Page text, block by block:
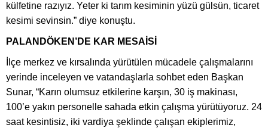
külfetine razıyız. Yeter ki tarım kesiminin yüzü gülsün, ticaret
kesimi sevinsin.” diye konuştu.
PALANDÖKEN’DE KAR MESAİSİ
İlçe merkez ve kırsalında yürütülen mücadele çalışmalarını
yerinde inceleyen ve vatandaşlarla sohbet eden Başkan
Sunar, “Karın olumsuz etkilerine karşın, 30 iş makinası,
100’e yakın personelle sahada etkin çalışma yürütüyoruz. 24
saat kesintisiz, iki vardiya şeklinde çalışan ekiplerimiz,